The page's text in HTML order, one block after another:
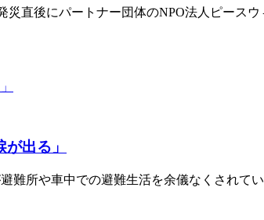
災直後にパートナー団体のNPO法人ピース
出る」
所や車中での避難生活を余儀なくされて